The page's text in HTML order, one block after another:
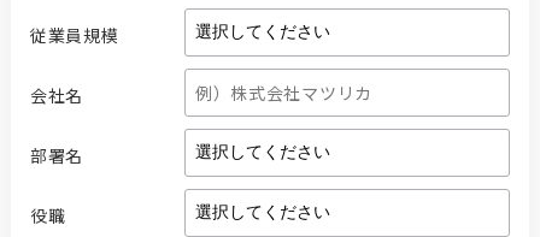
従業員規模
会社名
部署名
役職